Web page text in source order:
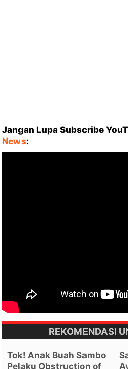
Jangan Lupa Subscribe
News:
REKOMENDASI
Tok! Anak Buah Sambo
Pelaku Obstruction of